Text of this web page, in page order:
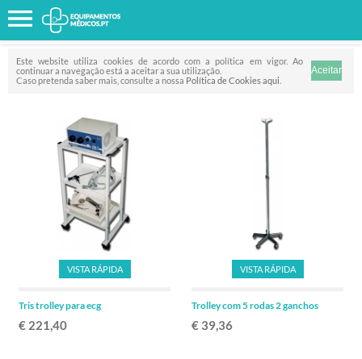
Este website utiliza cookies de acordo com a política em vigor. Ao
continuar a navegação está a aceitar a sua utilização.
Caso pretenda saber mais, consulte a nossa Política de Cookies aqui
FILTRO
Tris trolley para ecg
€ 221,40
VISTA RÁPIDA
Trolley com 5 rodas 2 ganchos
€ 39,36
VISTA RÁPIDA